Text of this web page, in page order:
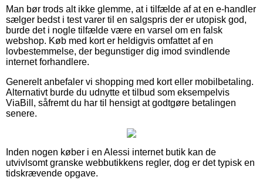
Man bør trods alt ikke glemme, at i tilfælde af at en e-handler
sælger bedst i test varer til en salgspris der er utopisk god,
burde det i nogle tilfælde være en varsel om en falsk
webshop. Køb med kort er heldigvis omfattet af en
lovbestemmelse, der begunstiger dig imod svindlende
internet forhandlere.
Generelt anbefaler vi shopping med kort eller mobilbetaling.
Alternativt burde du udnytte et tilbud som eksempelvis
ViaBill, såfremt du har til hensigt at godtgøre betalingen
senere.
Inden nogen køber i en Alessi internet butik kan de
utvivlsomt granske webbutikkens regler, dog er det typisk en
tidskrævende opgave.